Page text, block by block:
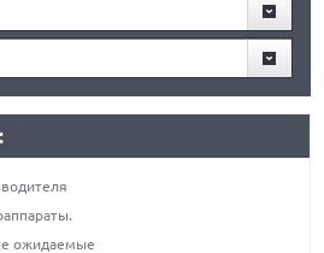
ожидаемые